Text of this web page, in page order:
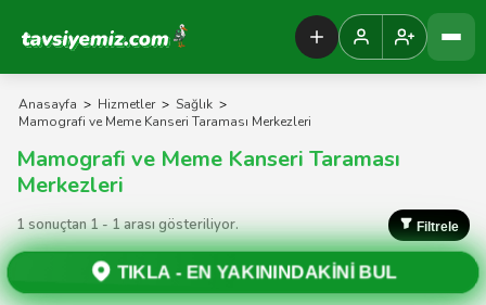
Tavsiyemiz Anasayfa
Anasayfa > Hizmetler > Sağlık >
Mamografi ve Meme Kanseri Taraması Merkezleri
Mamografi ve Meme Kanseri Taraması
Merkezleri
1 sonuçtan 1 - 1 arası gösteriliyor. Filtrele
TIKLA - EN YAKININDAKİNİ BUL